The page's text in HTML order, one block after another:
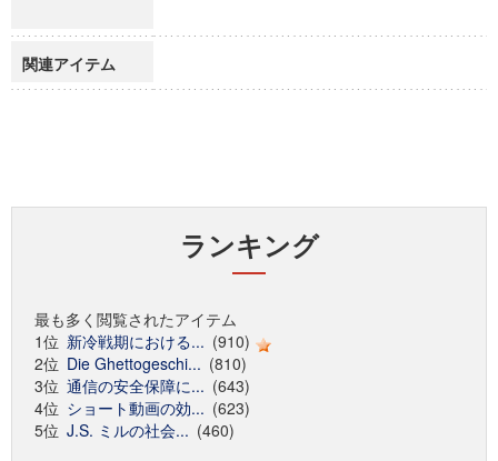
関連アイテム
ランキング
最も多く閲覧されたアイテム
1位 新冷戦期における... (910)
2位 Die Ghettogeschi... (810)
3位 通信の安全保障に... (643)
4位 ショート動画の効... (623)
5位 J.S. ミルの社会... (460)